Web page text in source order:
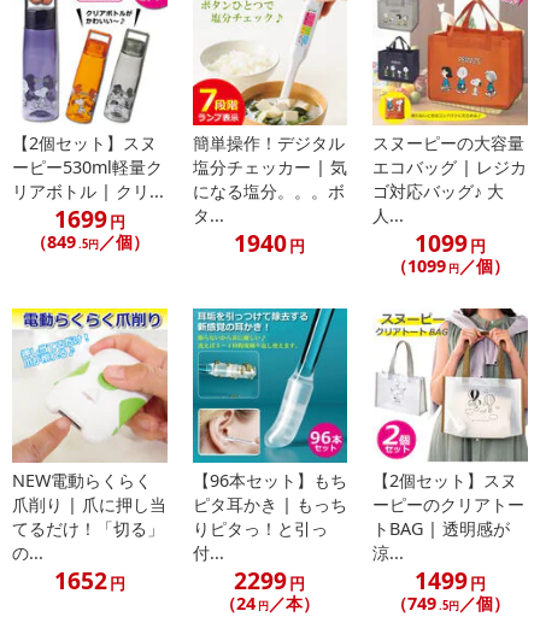
日が異なります。
※dショッピングサンプル百貨店よりお届けする商品は、ご利用いた
だいた後のご感想をいただくことを目的としており、転売等は固く
禁じます。
転売等、目的以外での利用が確認された場合は、サービス利用を停
止させていただきます。
【配送伝票番号について】
※こちらの商品については商品の発送完了後、
配送伝票番号がマイページに表示されない場合もございます。予
発送日カレンダー
【2個セット】スヌ
ーピー530ml軽量ク
リアボトル | クリ...
1699円
（849 .5円／個）
簡単操作！デジタル
塩分チェッカー | 気
になる塩分。。。ボ
タ...
1940円
スヌーピーの大容量
エコバッグ | レジカ
ゴ対応バッグ♪ 大
人...
1099円
（1099 円 ／個）
NEW電動らくらく
爪削り | 爪に押し当
てるだけ！「切る」
の...
1652円
【96本セット】もち
ピタ耳かき | もっち
りピタっ！と引っ
付...
2299円
（24 円／本）
【2個セット】スヌ
ーピーのクリアトー
トBAG | 透明感が
涼...
1499円
（749.5円／個）